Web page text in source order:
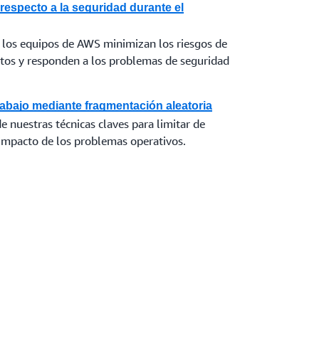
a la seguridad durante el
equipos de AWS minimizan los riesgos de
y responden a los problemas de seguridad
mediante fragmentación aleatoria
nuestras técnicas claves para limitar de
de los problemas operativos.